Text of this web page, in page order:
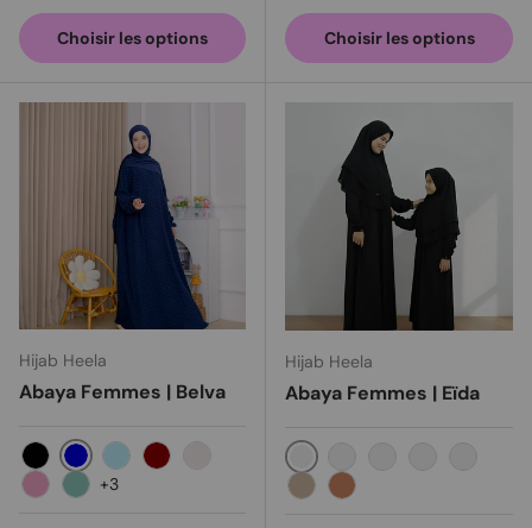
Choisir les options Choisir les options
Hijab Heela
Abaya Femmes | Belva
BlackBlue Light Blue
+3
Hijab Heela
Abaya Femmes | Eïda
Noir Blanc